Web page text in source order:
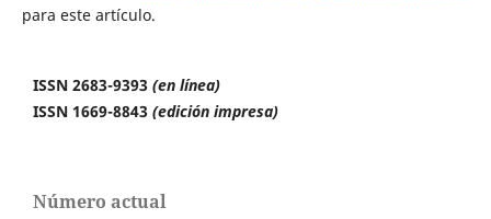
para este artículo.
ISSN 2683-9393 (en línea)
ISSN 1669-8843 (edición impresa)
Número actual